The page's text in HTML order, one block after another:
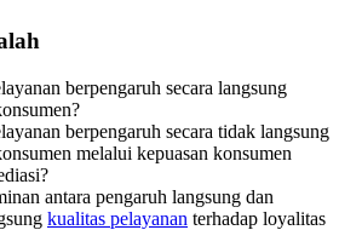
berpengaruh secara langsung
berpengaruh secara tidak langsung
melalui kepuasan konsumen
antara pengaruh langsung dan
kualitas pelayanan terhadap loyalitas